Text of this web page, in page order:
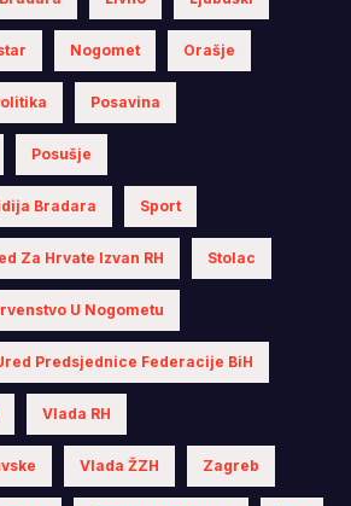
Nogomet Orašje
Posavina
Posušje
Bradara Sport
Za Hrvate Izvan RH Stolac
U Nogometu
Predsjednice Federacije BiH
Vlada RH
Vlada ŽZH Zagreb